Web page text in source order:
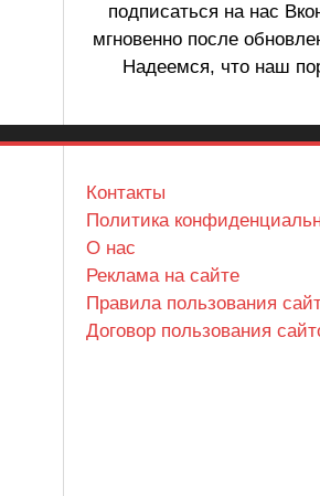
подписаться на нас
мгновенно после
Надеемся, что наш
Контакты
Политика
О нас
Реклама на сайте
Правила пользования
Договор пользования